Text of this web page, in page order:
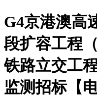
G4京港澳高
段扩容工程
铁路立交工
监测招标【